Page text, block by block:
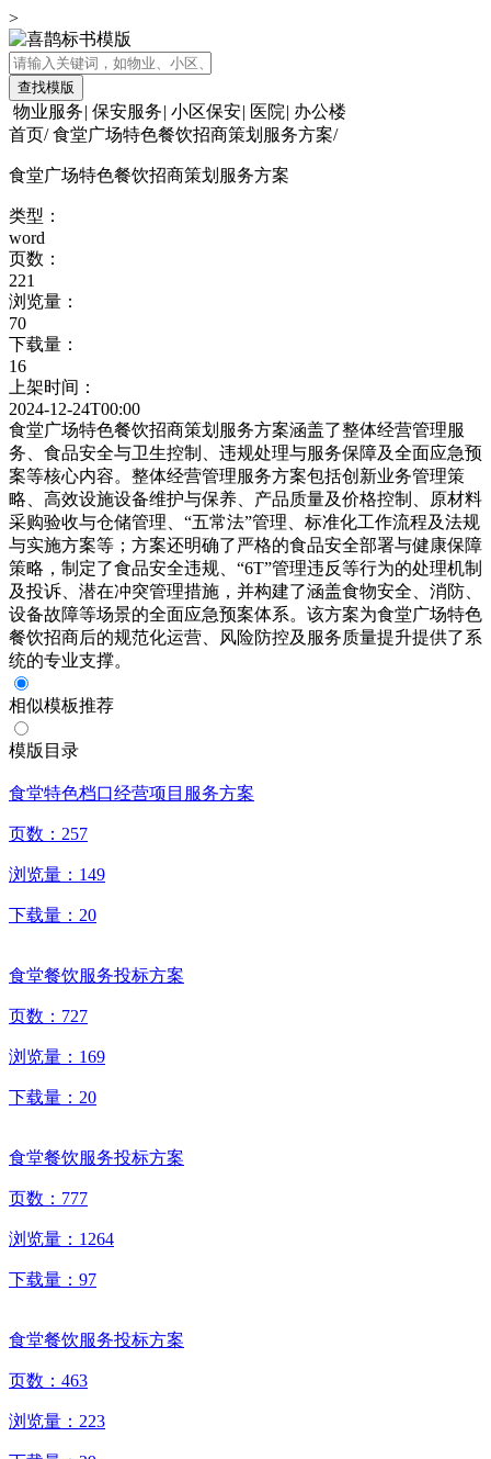
>
查找模版
物业服务| 保安服务| 小区保安| 医院| 办公楼
首页/ 食堂广场特色餐饮招商策划服务方案/
食堂广场特色餐饮招商策划服务方案
类型：
word
页数：
221
浏览量：
70
下载量：
16
上架时间：
2024-12-24T00:00
食堂广场特色餐饮招商策划服务方案涵盖了整体经营管理服
务、食品安全与卫生控制、违规处理与服务保障及全面应急预
案等核心内容。整体经营管理服务方案包括创新业务管理策
略、高效设施设备维护与保养、产品质量及价格控制、原材料
采购验收与仓储管理、“五常法”管理、标准化工作流程及法规
与实施方案等；方案还明确了严格的食品安全部署与健康保障
策略，制定了食品安全违规、“6T”管理违反等行为的处理机制
及投诉、潜在冲突管理措施，并构建了涵盖食物安全、消防、
设备故障等场景的全面应急预案体系。该方案为食堂广场特色
餐饮招商后的规范化运营、风险防控及服务质量提升提供了系
统的专业支撑。
相似模板推荐
模版目录
食堂特色档口经营项目服务方案
页数： 257
浏览量： 149
下载量： 20
食堂餐饮服务投标方案
页数： 727
浏览量： 169
下载量： 20
食堂餐饮服务投标方案
页数： 777
浏览量： 1264
下载量： 97
食堂餐饮服务投标方案
页数： 463
浏览量： 223